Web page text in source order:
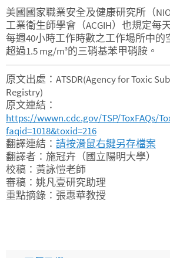
美國國家職業安全及健康研究所（
工業衛生師學會（ACGIH）也規定每
每週40小時工作時數之工作場所中的
超過1.5 mg/m3的三硝基苯甲硝胺。
原文出處：ATSDR(Agency for Toxic
Registry)
原文連結：
https://wwwn.cdc.gov/TSP/ToxFAQs/
faqid=1018&toxid=216
翻譯連結： 請按滑鼠右鍵另存檔案
翻譯者：施冠卉（國立陽明大學）
校稿：黃詠愷老師
審稿：姚凡壹研究助理
重點摘錄：張惠華教授